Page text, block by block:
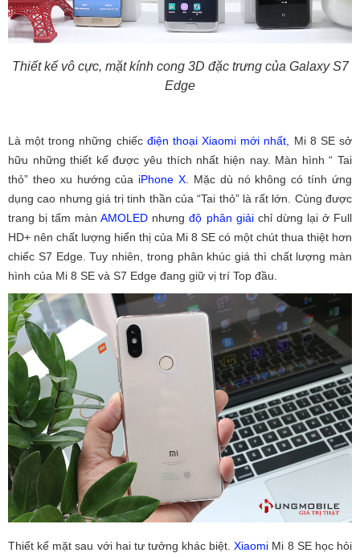
Thiết kế vô cực, mặt kính cong 3D đặc trưng của Galaxy S7
Edge
Là một trong những chiếc điện thoại Xiaomi mới nhất,
Mi 8 SE sở
hữu những thiết kế được yêu thích nhất hiện nay. Màn hình “ Tai
thỏ” theo xu hướng của iPhone X . Mặc dù nó không có tính ứng
dụng cao nhưng giá trị tinh thần của “Tai thỏ” là rất lớn. Cùng được
trang bị tấm mànAMOLED nhưngđộ phân giảichỉ dừng lại ở Full
HD+ nên chất lượng hiển thị của Mi 8 SE có một chút thua thiệt hơn
chiếc S7 Edge. Tuy nhiên, trong phân khúc giá thì chất lượng màn
hình của Mi 8 SE và S7 Edge đang giữ vị trí Top đầu.
Thiết kế mặt sau với hai tư tưởng khác biệt.Xiaomi Mi 8 SE học hỏi